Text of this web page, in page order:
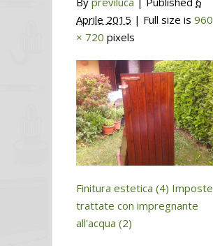
Aprile 2015 | Full size is 960
× 720 pixels
Finitura estetica (4) Imposte
trattate con impregnante
all'acqua (2)